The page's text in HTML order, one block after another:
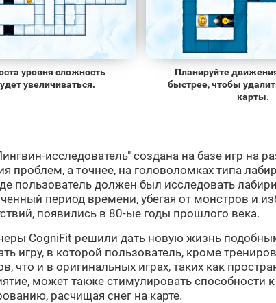
уровня сложность
увеличиваться.
Планируйте
быстрее, чтобы
карты.
исследователь" создана на базе игр на
проблем, а точнее, на головоломках типа
пользователь должен был исследовать
период времени, убегая от монстров и
появились в 80-ые годы прошлого века.
CogniFit решили дать новую жизнь
игру, в которой пользователь, кроме
что и в оригинальных играх, таких как
может также стимулировать способности
расчищая снег на карте.